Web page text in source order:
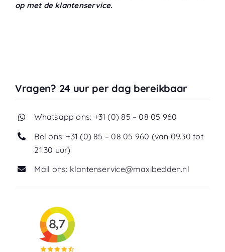
op met de klantenservice.
Vragen? 24 uur per dag bereikbaar
Whatsapp ons: +31 (0) 85 – 08 05 960
Bel ons: +31 (0) 85 – 08 05 960 (van 09.30 tot
21.30 uur)
Mail ons: klantenservice@maxibedden.nl